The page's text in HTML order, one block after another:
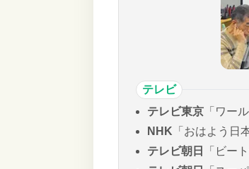
テレビ
テレビ東京 「ワー
NHK 「おはよう日
テレビ朝日
「ビー